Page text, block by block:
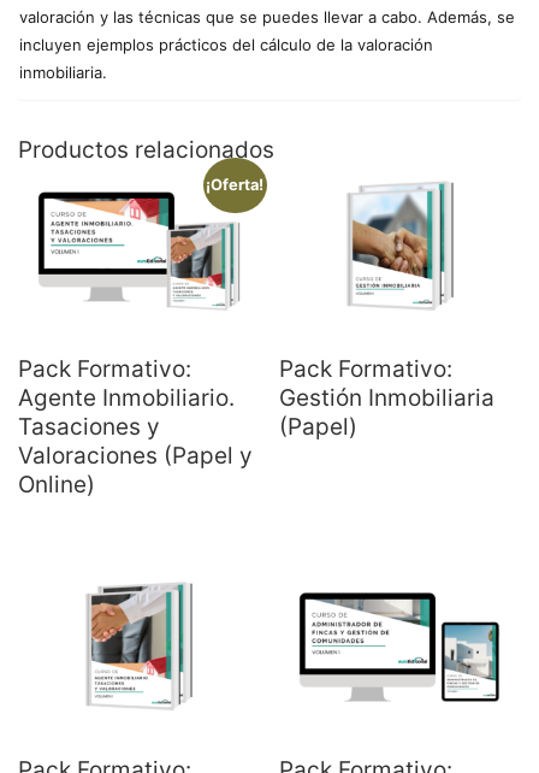
valoración y las técnicas que se puedes llevar a cabo. Además, se
incluyen ejemplos prácticos del cálculo de la valoración
inmobiliaria.
Productos relacionados
¡Oferta!
Pack Formativo:
Agente Inmobiliario.
Tasaciones y
Valoraciones (Papel y
Online)
Pack Formativo:
Gestión Inmobiliaria
(Papel)